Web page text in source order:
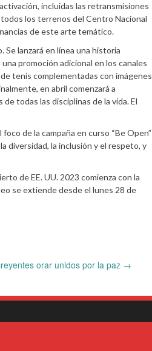
incluidas las retransmisiones
los terrenos del Centro Nacional
de este arte temático.
lanzará en línea una historia
promoción adicional en los canales
tenis complementadas con imágenes
en abril comenzará a
todas las disciplinas de la vida. El
de la campaña en curso “Be Open”
diversidad, la inclusión y el respeto, y
de EE. UU. 2023 comienza con la
se extiende desde el lunes 28 de
orar unidos por la paz →